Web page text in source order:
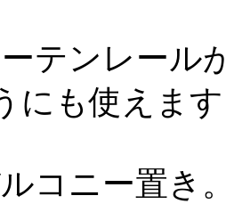
テンレール
にも使えま
コニー置き